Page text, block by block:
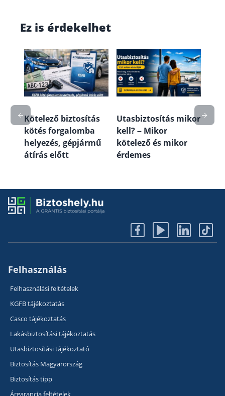
Ez is érdekelhet
és
Kötelező biztosítás
kötés forgalomba
helyezés, gépjármű
átírás előtt
Utasbiztosítás mikor
kell? – Mikor
kötelező és mikor
érdemes
Felhasználás
Felhasználási feltételek
KGFB tájékoztatás
Casco tájékoztatás
Lakásbiztosítási tájékoztatás
Utasbiztosítási tájékoztató
Biztosítás Magyarország
Biztosítás tipp